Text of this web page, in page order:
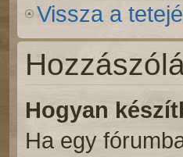
Vissza a
Hogyan
Ha egy